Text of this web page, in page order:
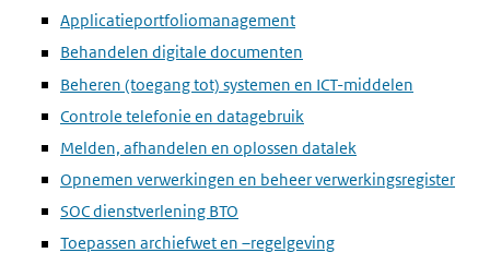
Applicatieportfoliomanagement
Behandelen digitale documenten
Beheren (toegang tot) systemen en ICT-middelen
Controle telefonie en datagebruik
Melden, afhandelen en oplossen datalek
Opnemen verwerkingen en beheer verwerkingsregister
SOC dienstverlening BTO
Toepassen archiefwet en –regelgeving